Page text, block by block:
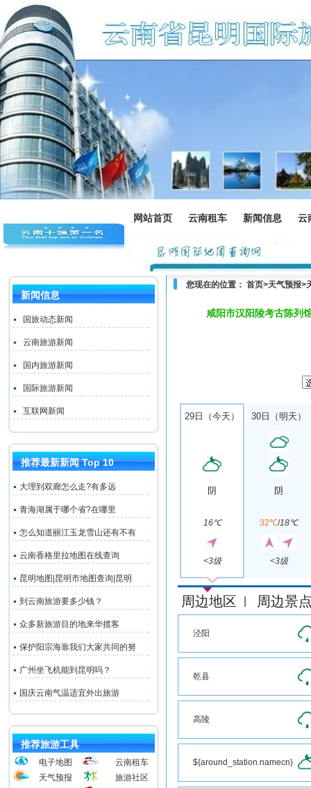
网站首页 云南租车 新闻信息 云
新闻信息
国旅动态新闻
云南旅游新闻
国内旅游新闻
国际旅游新闻
互联网新闻
推荐最新新闻 Top 10
大理到双廊怎么走?有多远
青海湖属于哪个省?在哪里
怎么知道丽江玉龙雪山还有不有
云南香格里拉地图在线查询
昆明地图|昆明市地图查询|昆明
到云南旅游要多少钱？
众多新旅游目的地来华揽客
保护阳宗海靠我们大家共同的努
广州坐飞机能到昆明吗？
国庆云南气温适宜外出旅游
推荐旅游工具
电子地图
云南租车
天气预报
旅游社区
您现在的位置： 首页>天气预报>
咸阳市汉阳陵考古陈列
29日（今天）
阴
16℃
<3级
30日（明天）
阴
32℃/18℃
<3级
周边地区 周边景
泾阳
乾县
高陵
${around_station.namecn}